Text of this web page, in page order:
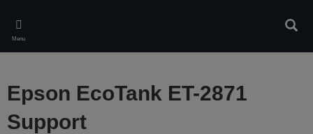
main
content
Menu
Epson EcoTank ET-2871
Support